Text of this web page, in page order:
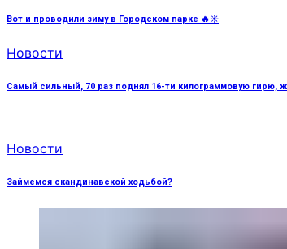
Вот и проводили зиму в Городском парке 🔥☀️
Новости
Самый сильный, 70 раз поднял 16-ти килограммовую гирю,
Новости
Займемся скандинавской ходьбой?